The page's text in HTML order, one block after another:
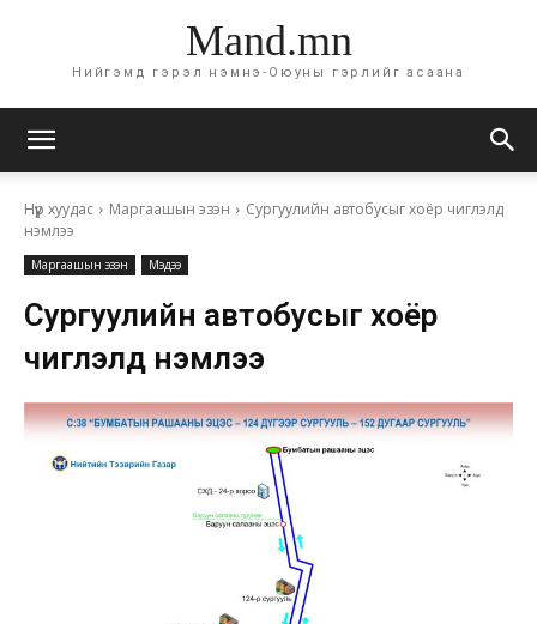
Mand.mn
Нийгэмд гэрэл нэмнэ-Оюуны гэрлийг асаана
Нүүр хуудас Маргаашын эзэн
Сургуулийн автобусыг хоёр чиглэлд
нэмлээ
Маргаашын эзэн Мэдээ
Сургуулийн автобусыг хоёр
чиглэлд нэмлээ